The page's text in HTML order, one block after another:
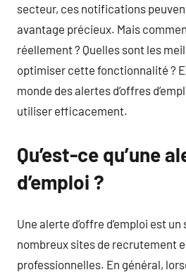
secteur, ces notifications
avantage précieux. Mais
réellement ? Quelles sont les
optimiser cette fonctionnalité ?
monde des alertes d’offres
utiliser efficacement.
Qu’est-ce qu’une
d’emploi ?
Une alerte d’offre d’emploi est
nombreux sites de recrutement
professionnelles. En général,